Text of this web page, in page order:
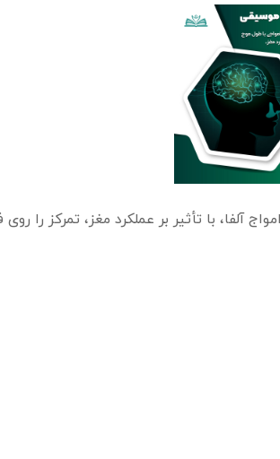
با تأثیر بر عملکرد مغز، تمرکز را روی